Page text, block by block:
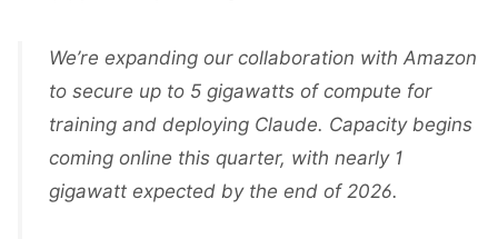
We’re expanding our collaboration with Amazon
to secure up to 5 gigawatts of compute for
training and deploying Claude. Capacity begins
coming online this quarter, with nearly 1
gigawatt expected by the end of 2026.